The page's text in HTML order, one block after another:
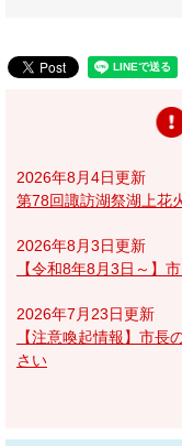
2026年8月4日更新
第78回諏訪湖祭湖上花
2026年8月3日更新
【令和8年8月3日～】
2026年7月23日更新
【注意喚起情報】市長
さい